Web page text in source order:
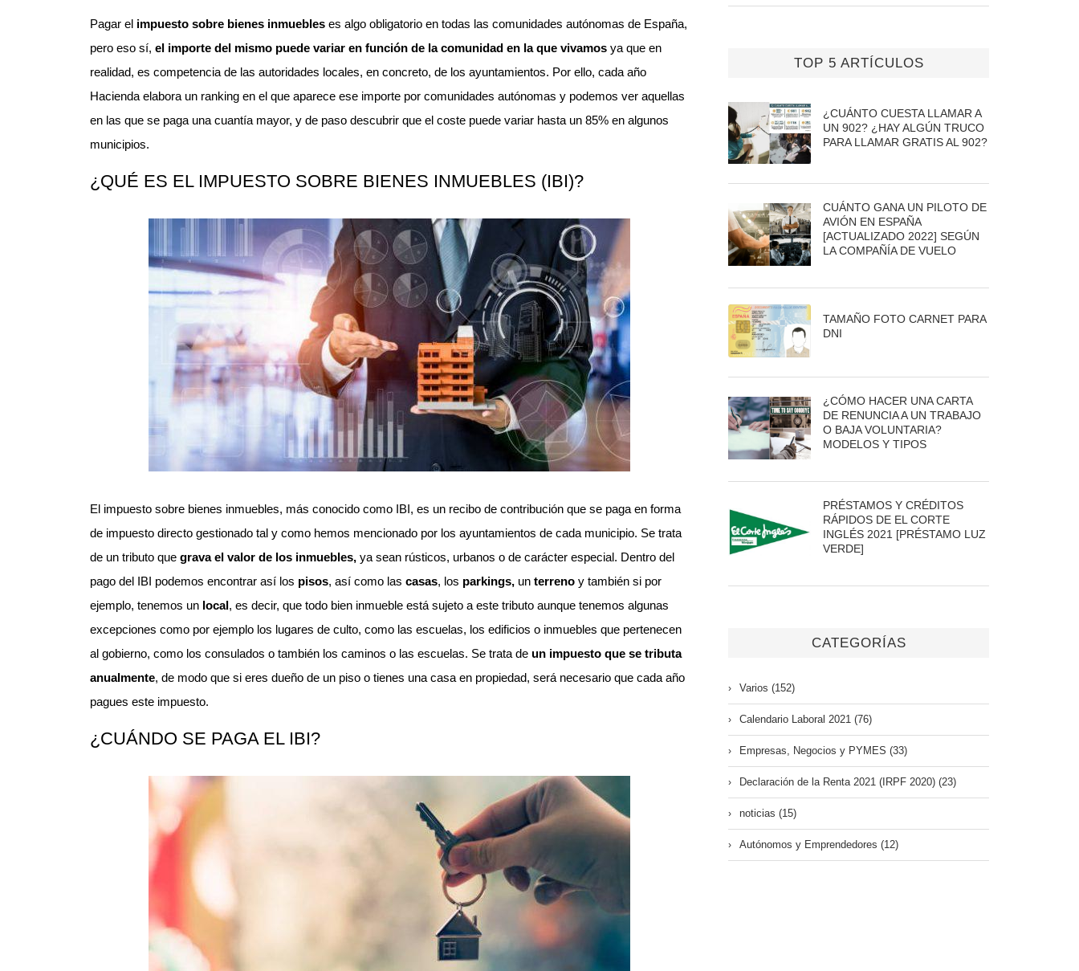
Pagar el impuesto sobre bienes inmuebles es algo obligatorio en todas las comunidades autónomas de España,
pero eso sí, el importe del mismo puede variar en función de la comunidad en la que vivamos ya que en
realidad, es competencia de las autoridades locales, en concreto, de los ayuntamientos. Por ello, cada año
Hacienda elabora un ranking en el que aparece ese importe por comunidades autónomas y podemos ver aquellas
en las que se paga una cuantía mayor, y de paso descubrir que el coste puede variar hasta un 85% en algunos
municipios.
¿QUÉ ES EL IMPUESTO SOBRE BIENES INMUEBLES (IBI)?
El impuesto sobre bienes inmuebles, más conocido como IBI, es un recibo de contribución que se paga en forma
de impuesto directo gestionado tal y como hemos mencionado por los ayuntamientos de cada municipio. Se trata
de un tributo que grava el valor de los inmuebles, ya sean rústicos, urbanos o de carácter especial. Dentro del
pago del IBI podemos encontrar así los pisos, así como las casas, los parkings, un terreno y también si por
ejemplo, tenemos un local, es decir, que todo bien inmueble está sujeto a este tributo aunque tenemos algunas
excepciones como por ejemplo los lugares de culto, como las escuelas, los edificios o inmuebles que pertenecen
al gobierno, como los consulados o también los caminos o las escuelas. Se trata de un impuesto que se tributa
anualmente, de modo que si eres dueño de un piso o tienes una casa en propiedad, será necesario que cada año
pagues este impuesto.
¿CUÁNDO SE PAGA EL IBI?
TOP 5 ARTÍCULOS
¿CUÁNTO CUESTA LLAMAR A
UN 902? ¿HAY ALGÚN TRUCO
PARA LLAMAR GRATIS AL 902?
CUÁNTO GANA UN PILOTO DE
AVIÓN EN ESPAÑA
[ACTUALIZADO 2022] SEGÚN
LA COMPAÑÍA DE VUELO
TAMAÑO FOTO CARNET PARA
DNI
¿CÓMO HACER UNA CARTA
DE RENUNCIA A UN TRABAJO
O BAJA VOLUNTARIA?
MODELOS Y TIPOS
PRÉSTAMOS Y CRÉDITOS
RÁPIDOS DE EL CORTE
INGLÉS 2021 [PRÉSTAMO LUZ
VERDE]
CATEGORÍAS
Varios (152)
Calendario Laboral 2021 (76)
Empresas, Negocios y PYMES (33)
Declaración de la Renta 2021 (IRPF 2020) (23)
noticias (15)
Autónomos y Emprendedores (12)